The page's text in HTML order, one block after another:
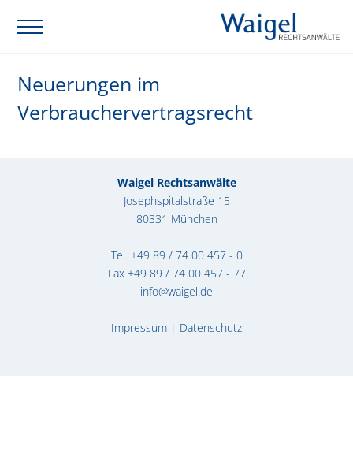
Neuerungen im
Verbrauchervertragsrecht
Waigel Rechtsanwälte
Josephspitalstraße 15
80331 München
Tel. +49 89 / 74 00 457 - 0
Fax +49 89 / 74 00 457 - 77
info@waigel.de
Impressum | Datenschutz